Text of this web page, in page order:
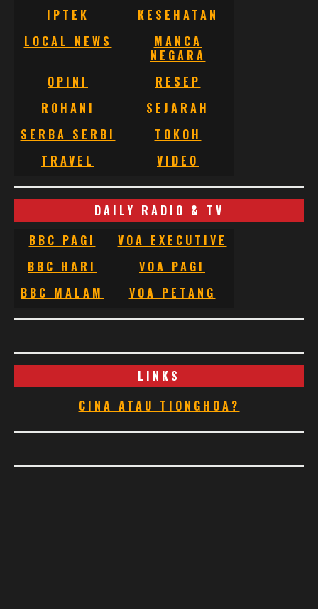
IPTEK
KESEHATAN
LOCAL NEWS
MANCA
NEGARA
OPINI
RESEP
ROHANI
SEJARAH
SERBA SERBI
TOKOH
TRAVEL
VIDEO
DAILY RADIO & TV
BBC PAGI
VOA EXECUTIVE
BBC HARI
VOA PAGI
BBC MALAM
VOA PETANG
LINKS
CINA ATAU TIONGHOA?